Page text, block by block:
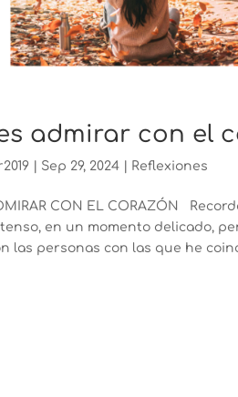
admirar con el
Sep 29, 2024 Reflexiones
CON EL CORAZÓN
en un momento delicado,
las personas con las que he